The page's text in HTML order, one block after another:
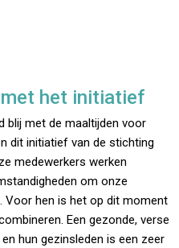
het initiatief
blij met de maaltijden voor
dit initiatief van de stichting
medewerkers werken
om onze
Voor hen is het op dit moment
Een gezonde, verse
hun gezinsleden is een zeer